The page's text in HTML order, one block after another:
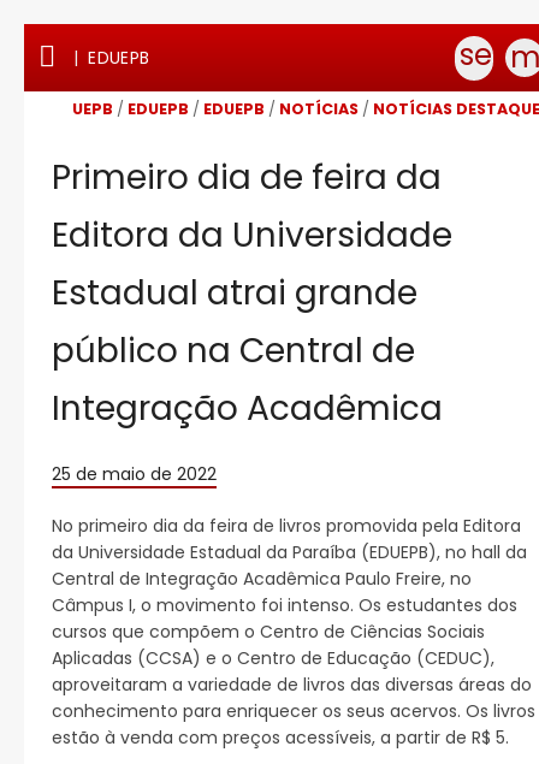
para
conteúdo
para
menu
para
busca
para
rodapé
 |EDUEPB
UEPB / EDUEPB / EDUEPB / NOTÍCIAS / NOTÍCIAS DESTAQUE
Primeiro dia de feira da
Editora da Universidade
Estadual atrai grande
público na Central de
Integração Acadêmica
25 de maio de 2022
No primeiro dia da feira de livros promovida pela Editora
da Universidade Estadual da Paraíba (EDUEPB), no hall da
Central de Integração Acadêmica Paulo Freire, no
Câmpus I, o movimento foi intenso. Os estudantes dos
cursos que compõem o Centro de Ciências Sociais
Aplicadas (CCSA) e o Centro de Educação (CEDUC),
aproveitaram a variedade de livros das diversas áreas do
conhecimento para enriquecer os seus acervos. Os livros
estão à venda com preços acessíveis, a partir de R$ 5.